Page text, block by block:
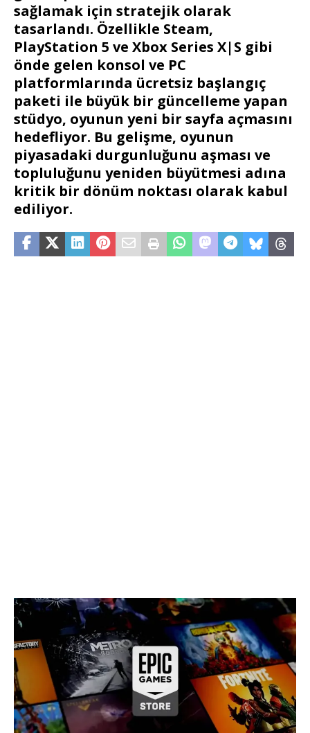
sağlamak için stratejik olarak
tasarlandı. Özellikle Steam,
PlayStation 5 ve Xbox Series X|S gibi
önde gelen konsol ve PC
platformlarında ücretsiz başlangıç
paketi ile büyük bir güncelleme yapan
stüdyo, oyunun yeni bir sayfa açmasını
hedefliyor. Bu gelişme, oyunun
piyasadaki durgunluğunu aşması ve
topluluğunu yeniden büyütmesi adına
kritik bir dönüm noktası olarak kabul
ediliyor.